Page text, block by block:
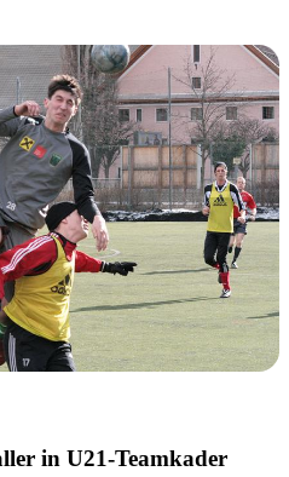
in U21-Teamkader